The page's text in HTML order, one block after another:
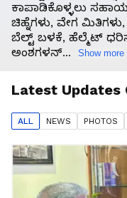
ಕಾಪಾಡಿಕೊಳ್ಳಲು
ಚಿಹ್ನೆಗಳು, ವೇಗ
ಬೆಲ್ಟ್ ಬಳಕೆ, ಹೆಲ್ಮೆಟ್
ಅಂಶಗಳನ್...
Show more
Latest Updates
ALL NEWS PHOTOS